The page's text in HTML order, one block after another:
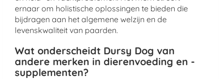
ernaar om holistische oplossingen te bieden die
bijdragen aan het algemene welzijn en de
levenskwaliteit van paarden.
Wat onderscheidt Dursy Dog van
andere merken in dierenvoeding en -
supplementen?